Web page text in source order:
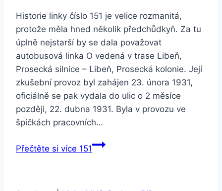
Historie linky číslo 151 je velice rozmanitá,
protože měla hned několik předchůdkyň. Za tu
úplně nejstarší by se dala považovat
autobusová linka O vedená v trase Libeň,
Prosecká silnice – Libeň, Prosecká kolonie. Její
zkušební provoz byl zahájen 23. února 1931,
oficiálně se pak vydala do ulic o 2 měsíce
později, 22. dubna 1931. Byla v provozu ve
špičkách pracovních…
Přečtěte si více 151